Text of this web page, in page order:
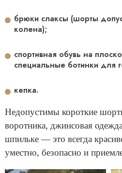
брюки слаксы (шорты
колена);
спортивная обувь на
специальные ботинки для
кепка.
Недопустимы короткие
воротника, джинсовая
шпильке — это всегда
уместно, безопасно и